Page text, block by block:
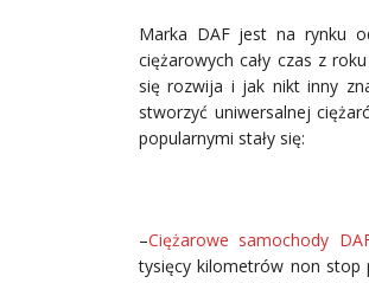
Marka DAF jest na rynku
ciężarowych cały czas z
się rozwija i jak nikt inny
stworzyć uniwersalnej
popularnymi stały się:
–Ciężarowe samochody
tysięcy kilometrów non stop